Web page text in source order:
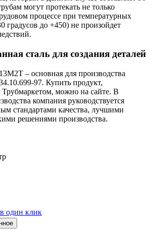
могут протекать не только
процессе при температурных
градусов до +450) не произойдет
сталь для создания деталей
– основная для производства
97. Купить продукт,
можно на сайте. В
компания руководствуется
стандартами качества, лучшими
решениями производства.
один клик